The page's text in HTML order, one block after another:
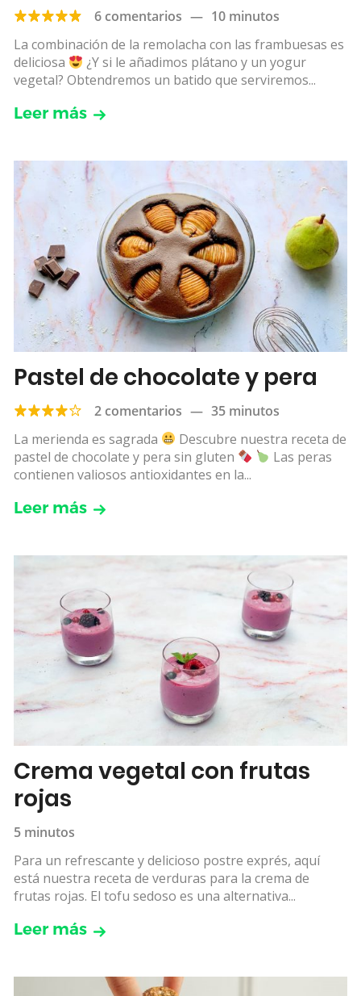
6 comentarios — 10 minutos
La combinación de la remolacha con las frambuesas es
deliciosa
¿Y si le añadimos plátano y un yogur
vegetal? Obtendremos un batido que serviremos...
Leer más
Pastel de chocolate y pera
2 comentarios — 35 minutos
La merienda es sagrada
Descubre nuestra receta de
pastel de chocolate y pera sin gluten
Las peras
contienen valiosos antioxidantes en la...
Leer más
Crema vegetal con frutas
rojas
5 minutos
Para un refrescante y delicioso postre exprés, aquí
está nuestra receta de verduras para la crema de
frutas rojas. El tofu sedoso es una alternativa...
Leer más